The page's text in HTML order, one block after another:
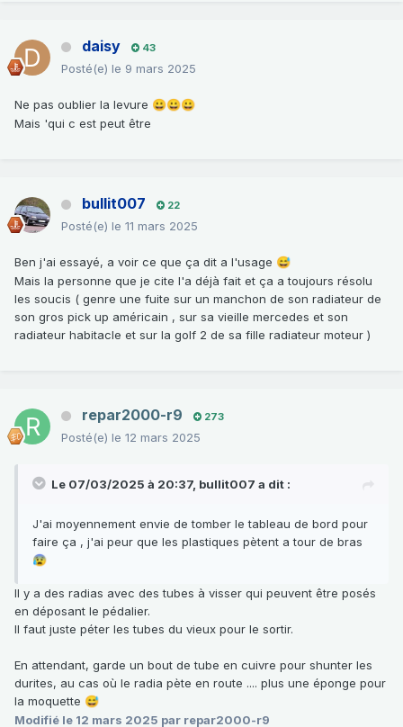
daisy 43
Posté(e) le 9 mars 2025
Ne pas oublier la levure 😀😀😀
Mais 'qui c est peut être
bullit007 22
Posté(e) le 11 mars 2025
Ben j'ai essayé, a voir ce que ça dit a l'usage 😅
Mais la personne que je cite l'a déjà fait et ça a toujours résolu
les soucis ( genre une fuite sur un manchon de son radiateur de
son gros pick up américain , sur sa vieille mercedes et son
radiateur habitacle et sur la golf 2 de sa fille radiateur moteur )
repar2000-r9 273
Posté(e) le 12 mars 2025
Le 07/03/2025 à 20:37, bullit007 a dit :
J'ai moyennement envie de tomber le tableau de bord pour
faire ça , j'ai peur que les plastiques pètent a tour de bras
😰
Il y a des radias avec des tubes à visser qui peuvent être posés
en déposant le pédalier.
Il faut juste péter les tubes du vieux pour le sortir.
En attendant, garde un bout de tube en cuivre pour shunter les
durites, au cas où le radia pète en route .... plus une éponge pour
la moquette 😅
Modifié le 12 mars 2025 par repar2000-r9